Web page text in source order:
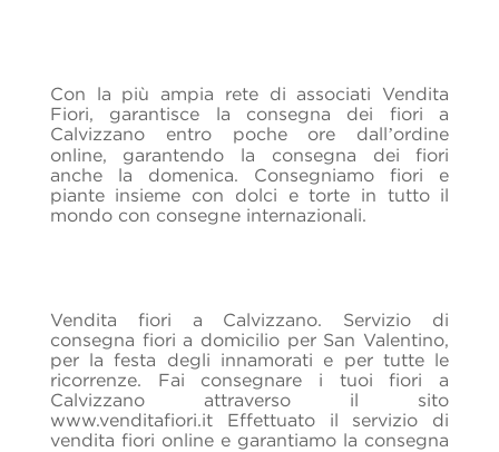
Con la più ampia rete di associati Vendita
Fiori, garantisce la consegna dei fiori a
Calvizzano entro poche ore dall’ordine
online, garantendo la consegna dei fiori
anche la domenica. Consegniamo fiori e
piante insieme con dolci e torte in tutto il
mondo con consegne internazionali.
Vendita fiori a Calvizzano. Servizio di
consegna fiori a domicilio per San Valentino,
per la festa degli innamorati e per tutte le
ricorrenze. Fai consegnare i tuoi fiori a
Calvizzano attraverso il sito
www.venditafiori.it Effettuato il servizio di
vendita fiori online e garantiamo la consegna